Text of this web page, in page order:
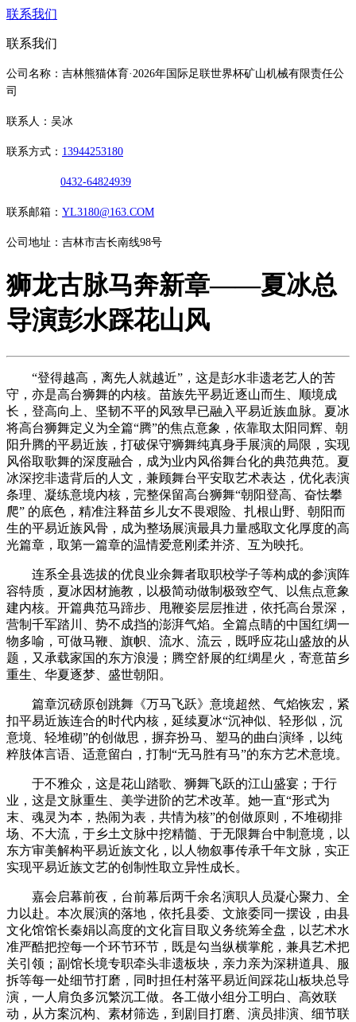
联系我们
联系我们
公司名称：吉林熊猫体育·2026年国际足联世界杯矿山机械有限责任公
司
联系人：吴冰
联系方式： 13944253180
0432-64824939
联系邮箱： YL3180@163.COM
公司地址：吉林市吉长南线98号
狮龙古脉马奔新章——夏冰总
导演彭水踩花山风
“登得越高，离先人就越近”，这是彭水非遗老艺人的苦
守，亦是高台狮舞的内核。苗族先平易近逐山而生、顺境成
长，登高向上、坚韧不平的风致早已融入平易近族血脉。夏冰
将高台狮舞定义为全篇“腾”的焦点意象，依靠取太阳同辉、朝
阳升腾的平易近族，打破保守狮舞纯真身手展演的局限，实现
风俗取歌舞的深度融合，成为业内风俗舞台化的典范典范。夏
冰深挖非遗背后的人文，兼顾舞台平安取艺术表达，优化表演
条理、凝练意境内核，完整保留高台狮舞“朝阳登高、奋怯攀
爬” 的底色，精准注释苗乡儿女不畏艰险、扎根山野、朝阳而
生的平易近族风骨，成为整场展演最具力量感取文化厚度的高
光篇章，取第一篇章的温情爱意刚柔并济、互为映托。
连系全县选拔的优良业余舞者取职校学子等构成的参演阵
容特质，夏冰因材施教，以极简动做制极致空气、以焦点意象
建内核。开篇典范马蹄步、甩鞭姿层层推进，依托高台景深，
营制千军踏川、势不成挡的澎湃气焰。全篇点睛的中国红绸一
物多喻，可做马鞭、旗帜、流水、流云，既呼应花山盛放的从
题，又承载家国的东方浪漫；腾空舒展的红绸星火，寄意苗乡
重生、华夏逐梦、盛世朝阳。
篇章沉磅原创跳舞《万马飞跃》意境超然、气焰恢宏，紧
扣平易近族连合的时代内核，延续夏冰“沉神似、轻形似，沉
意境、轻堆砌”的创做思，摒弃扮马、塑马的曲白演绎，以纯
粹肢体言语、适意留白，打制“无马胜有马”的东方艺术意境。
于不雅众，这是花山踏歌、狮舞飞跃的江山盛宴；于行
业，这是文脉重生、美学进阶的艺术改革。她一直“形式为
末、魂灵为本，热闹为表，共情为核”的创做原则，不堆砌排
场、不大流，于乡土文脉中挖精髓、于无限舞台中制意境，以
东方审美解构平易近族文化，以人物叙事传承千年文脉，实正
实现平易近族文艺的创制性取立异性成长。
嘉会启幕前夜，台前幕后两千余名演职人员凝心聚力、全
力以赴。本次展演的落地，依托县委、文旅委同一摆设，由县
文化馆馆长秦娟以高度的文化盲目取义务统筹全盘，以艺术水
准严酷把控每一个环节环节，既是勾当纵横掌舵，兼具艺术把
关引领；副馆长境专职牵头非遗板块，亲力亲为深耕道具、服
拆等每一处细节打磨，同时担任村落平易近间踩花山板块总导
演，一人肩负多沉繁沉工做。各工做小组分工明白、高效联
动，从方案沉构、素材筛选，到剧目打磨、演员排演、细节联